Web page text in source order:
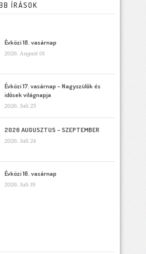
ÍRÁSOK
Évközi 18. vasárnap
2026. August 01
Évközi 17. vasárnap – Nagyszülők és
idősek világnapja
2026. Juli 25
2026 AUGUSZTUS – SZEPTEMBER
2026. Juli 24
Évközi 16. vasárnap
2026. Juli 19